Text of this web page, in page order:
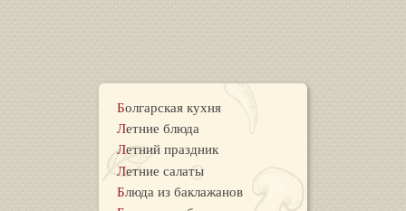
Болгарская кухня
Летние блюда
Летний праздник
Летние салаты
Блюда из баклажанов